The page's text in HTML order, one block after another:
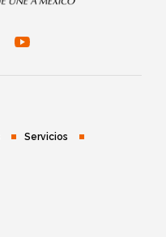
Servicios